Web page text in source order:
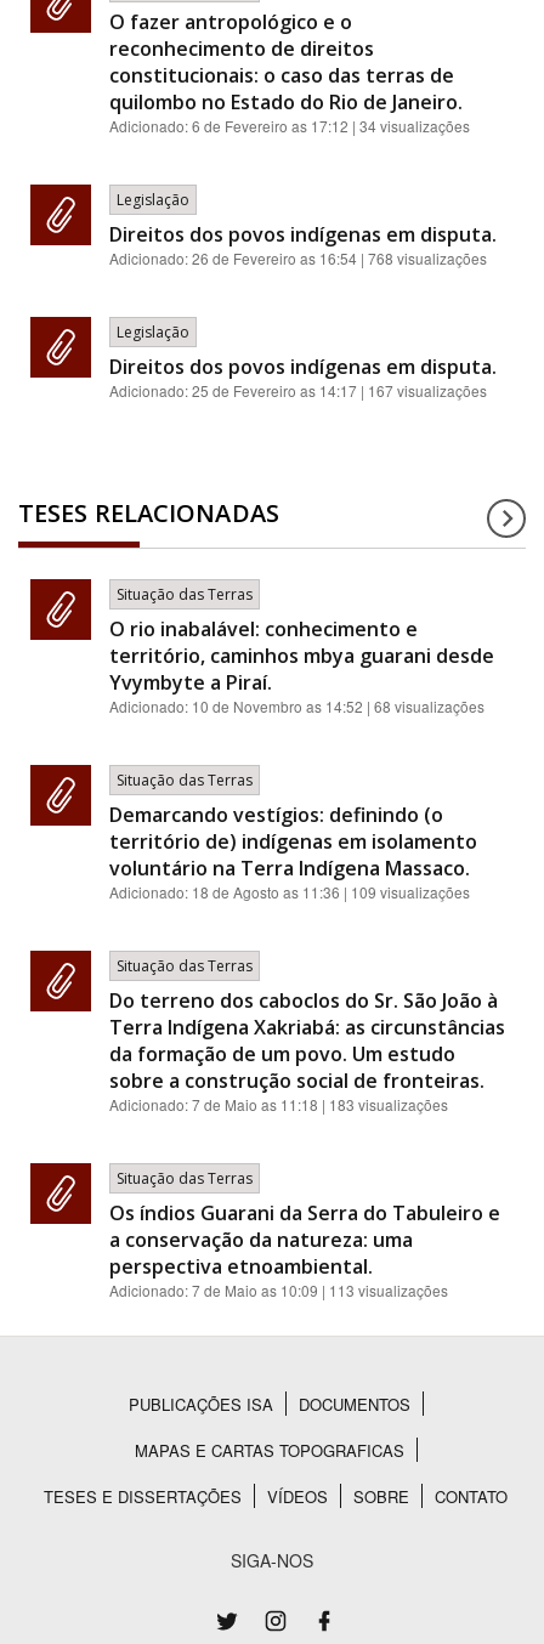
O fazer antropológico e o
reconhecimento de direitos
constitucionais: o caso das terras de
quilombo no Estado do Rio de Janeiro.
Adicionado:6 de Fevereiro as 17:12 | 34 visualizações
Legislação
Direitos dos povos indígenas em disputa.
Adicionado:26 de Fevereiro as 16:54 | 768 visualizações
Legislação
Direitos dos povos indígenas em disputa.
Adicionado:25 de Fevereiro as 14:17 | 167 visualizações
TESES RELACIONADAS
Situação das Terras
O rio inabalável: conhecimento e
território, caminhos mbya guarani desde
Yvymbyte a Piraí.
Adicionado: 10 de Novembro as 14:52 | 68 visualizações
Situação das Terras
Demarcando vestígios: definindo (o
território de) indígenas em isolamento
voluntário na Terra Indígena Massaco.
Adicionado: 18 de Agosto as 11:36 | 109 visualizações
Situação das Terras
Do terreno dos caboclos do Sr. São João à
Terra Indígena Xakriabá: as circunstâncias
da formação de um povo. Um estudo
sobre a construção social de fronteiras.
Adicionado:7 de Maio as 11:18 | 183 visualizações
Situação das Terras
Os índios Guarani da Serra do Tabuleiro e
a conservação da natureza: uma
perspectiva etnoambiental.
Adicionado:7 de Maio as 10:09 | 113 visualizações
Rodapé
PUBLICAÇÕES ISA
DOCUMENTOS
MAPAS E CARTAS TOPOGRAFICAS
TESES E DISSERTAÇÕES
VÍDEOS SOBRE CONTATO
SIGA-NOS